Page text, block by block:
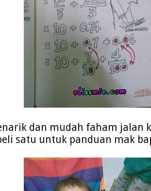
dan mudah faham jalan
satu untuk panduan mak